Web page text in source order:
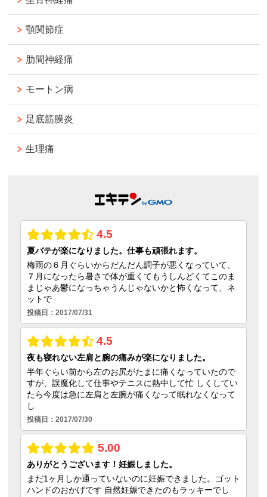
顎関節症
肋間神経痛
モートン病
足底筋膜炎
生理痛